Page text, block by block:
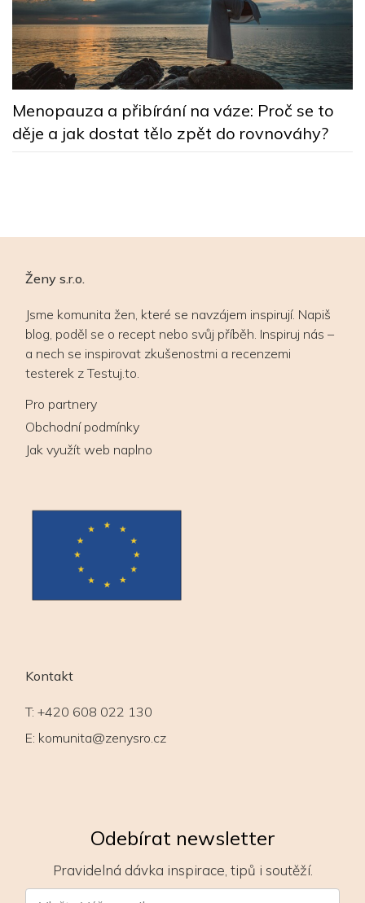
Menopauza a přibírání na váze: Proč se to
děje a jak dostat tělo zpět do rovnováhy?
Ženy s.r.o.
Jsme komunita žen, které se navzájem inspirují. Napiš
blog, poděl se o recept nebo svůj příběh. Inspiruj nás –
a nech se inspirovat zkušenostmi a recenzemi
testerek z Testuj.to.
Pro partnery
Obchodní podmínky
Jak využít web naplno
Kontakt
T: +420 608 022 130
E: komunita@zenysro.cz
Odebírat newsletter
Pravidelná dávka inspirace, tipů i soutěží.